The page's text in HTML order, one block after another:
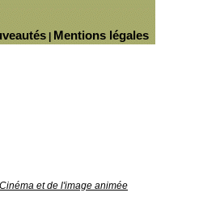
Mentions légales
et de l'image animée